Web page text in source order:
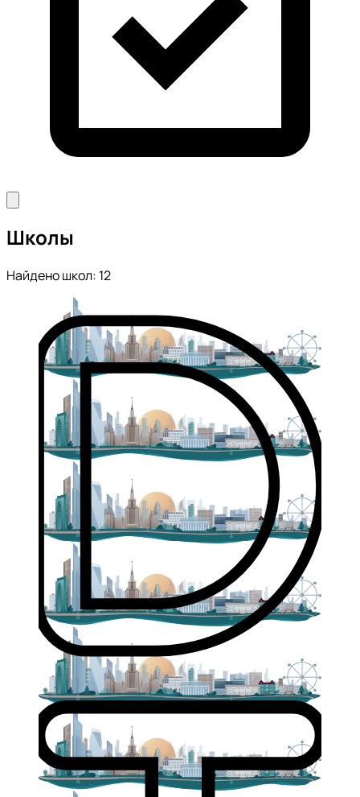
Школы
Найдено школ: 12